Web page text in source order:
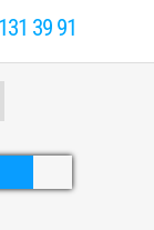
39 91